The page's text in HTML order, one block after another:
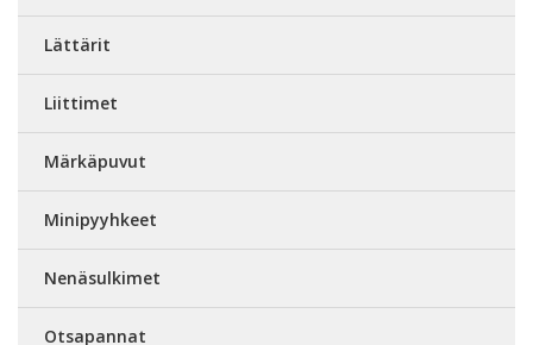
Lättärit
Liittimet
Märkäpuvut
Minipyyhkeet
Nenäsulkimet
Otsapannat